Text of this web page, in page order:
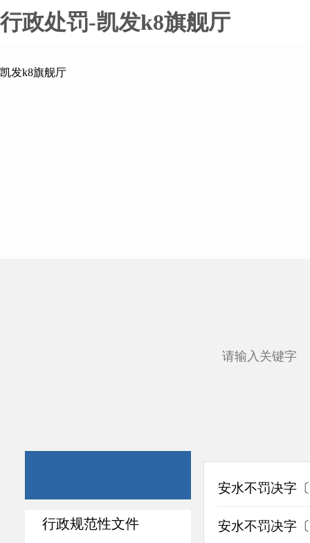
行政处罚-凯发k8旗舰厅
凯发k8旗舰厅
行政规范性文件
安水不罚决字
安水不罚决字